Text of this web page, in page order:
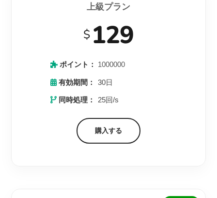
上級プラン
$ 129
ポイント： 1000000
有効期間： 30日
同時処理： 25回/s
購入する